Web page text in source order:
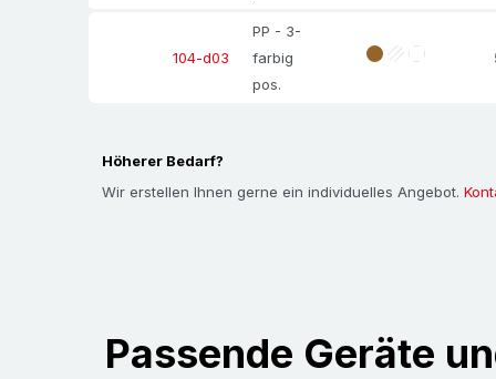
104-d03
PP - 3-
farbig
pos.
Höherer Bedarf?
Wir erstellen Ihnen gerne ein individuelles Angebot.
Passende Geräte